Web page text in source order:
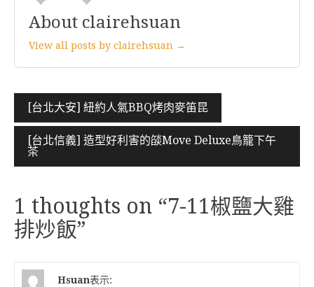
About clairehsuan
View all posts by clairehsuan →
文
章
導
覽
[台北大安] 紐約人氣BBQ烤肉麥笛昆
[台北信義] 造型好利害的燄Move Deluxe鳥籠下午
茶
1 thoughts on “7-11椒鹽大雞
排炒飯”
Hsuan表示: